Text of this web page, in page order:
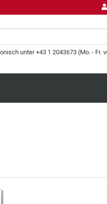
unter +43 1 2043673 (Mo. - Fr.